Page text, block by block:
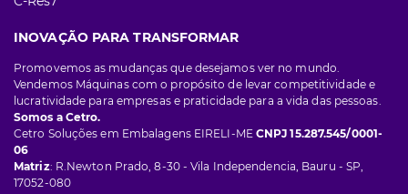
INOVAÇÃO PARA TRANSFORMAR
Promovemos as mudanças que desejamos ver no mundo.
Vendemos Máquinas com o propósito de levar competitividade e
lucratividade para empresas e praticidade para a vida das pessoas.
Somos a Cetro.
Cetro Soluções em Embalagens EIRELI-ME CNPJ 15.287.545/0001-
06
Matriz: R.Newton Prado, 8-30 - Vila Independencia, Bauru - SP,
17052-080